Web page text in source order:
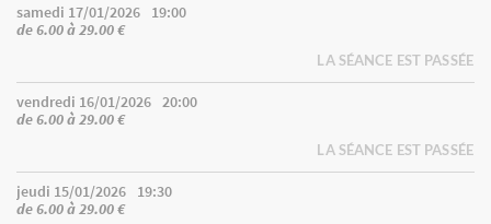
samedi 17/01/2026
19:00
de 6.00 à 29.00 €
LA SÉANCE EST PASSÉE
vendredi 16/01/2026 20:00
de 6.00 à 29.00 €
LA SÉANCE EST PASSÉE
jeudi 15/01/2026
19:30
de 6.00 à 29.00 €